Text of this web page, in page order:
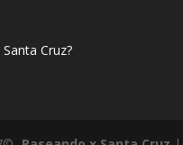
Cruz?